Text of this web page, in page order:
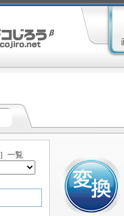
］一覧